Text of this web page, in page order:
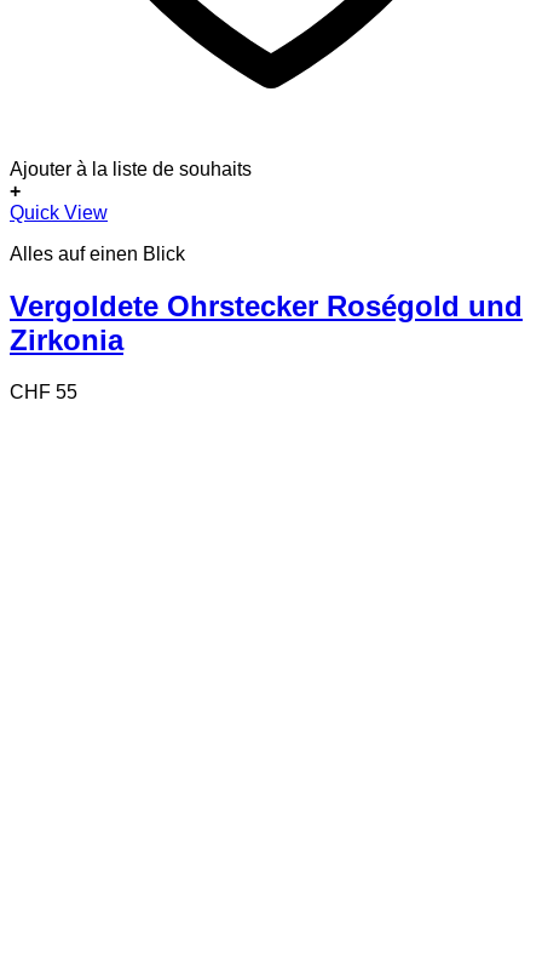
Ajouter à la liste de souhaits
+
Quick View
Alles auf einen Blick
Vergoldete Ohrstecker Roségold und
Zirkonia
CHF 55